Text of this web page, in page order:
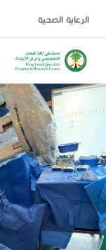
الرعاية الصحية